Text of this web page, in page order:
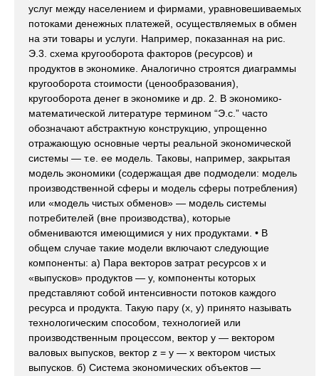
услуг между населением и фирмами, уравновешиваемых
потоками денежных платежей, осуществляемых в обмен
на эти товары и услуги. Например, показанная на рис.
Э.3. схема кругооборота факторов (ресурсов) и
продуктов в экономике. Аналогично строятся диаграммы
кругооборота стоимости (ценообразования),
кругооборота денег в экономике и др. 2. В экономико-
математической литературе термином “Э.с.” часто
обозначают абстрактную конструкцию, упрощенно
отражающую основные черты реальной экономической
системы — т.е. ее модель. Таковы, например, закрытая
модель экономики (содержащая две подмодели: модель
производственной сферы и модель сферы потребления)
или «модель чистых обменов» — модель системы
потребителей (вне производства), которые
обмениваются имеющимися у них продуктами. • В
общем случае такие модели включают следующие
компоненты: а) Пара векторов затрат ресурсов x и
«выпусков» продуктов — y, компоненты которых
представляют собой интенсивности потоков каждого
ресурса и продукта. Такую пару (x, y) принято называть
технологическим способом, технологией или
производственным процессом, вектор y — вектором
валовых выпусков, вектор z = y — x вектором чистых
выпусков. б) Система экономических объектов —